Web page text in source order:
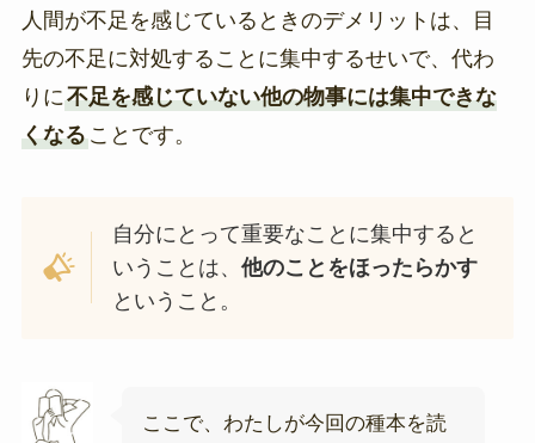
人間が不足を感じているときのデメリットは、目
先の不足に対処することに集中するせいで、代わ
りに不足を感じていない他の物事には集中できな
くなることです。
自分にとって重要なことに集中すると
いうことは、他のことをほったらかす
ということ。
ここで、わたしが今回の種本を読